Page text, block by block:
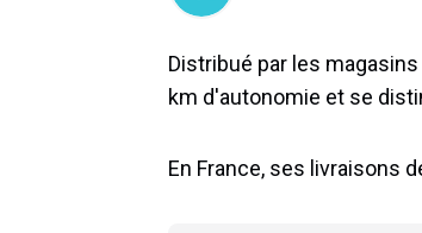
Distribué par les
km d'autonomie et se
En France, ses livraisons